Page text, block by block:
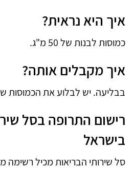
איך היא נראית?
כמוסות לבנות של 50 מ"ג.
איך מקבלים אותה?
בבליעה. יש לבלוע את הכמוסות
רישום התרופה בסל
בישראל
סל שירותי הבריאות מכיל רשימה